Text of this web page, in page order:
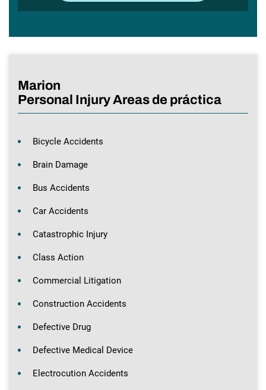
Marion
Personal Injury Areas de práctica
Bicycle Accidents
Brain Damage
Bus Accidents
Car Accidents
Catastrophic Injury
Class Action
Commercial Litigation
Construction Accidents
Defective Drug
Defective Medical Device
Electrocution Accidents